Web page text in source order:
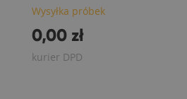
Wysyłka próbek
0,00 zł
kurier DPD